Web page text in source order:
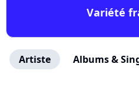
Variété
Artiste Albums &